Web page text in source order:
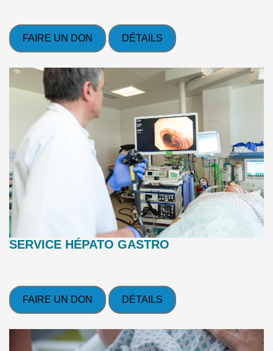
FAIRE UN DON DÉTAILS
SERVICE HÉPATO GASTRO
FAIRE UN DON DÉTAILS